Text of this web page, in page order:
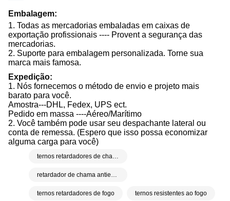
Embalagem:
1. Todas as mercadorias embaladas em caixas de
exportação profissionais ---- Provent a segurança das
mercadorias.
2. Suporte para embalagem personalizada. Torne sua
marca mais famosa.
Expedição:
1. Nós fornecemos o método de envio e projeto mais
barato para você.
Amostra---DHL, Fedex, UPS ect.
Pedido em massa ----Aéreo/Marítimo
2. Você também pode usar seu despachante lateral ou
conta de remessa. (Espero que isso possa economizar
alguma carga para você)
ternos retardadores de fogo ternos resistentes ao fogo